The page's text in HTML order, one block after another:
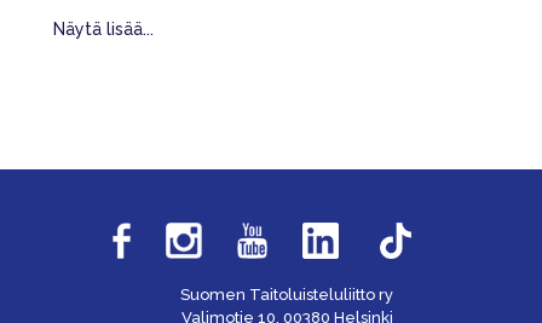
Näytä lisää...
Suomen Taitoluisteluliitto ry
Valimotie 10, 00380 Helsinki